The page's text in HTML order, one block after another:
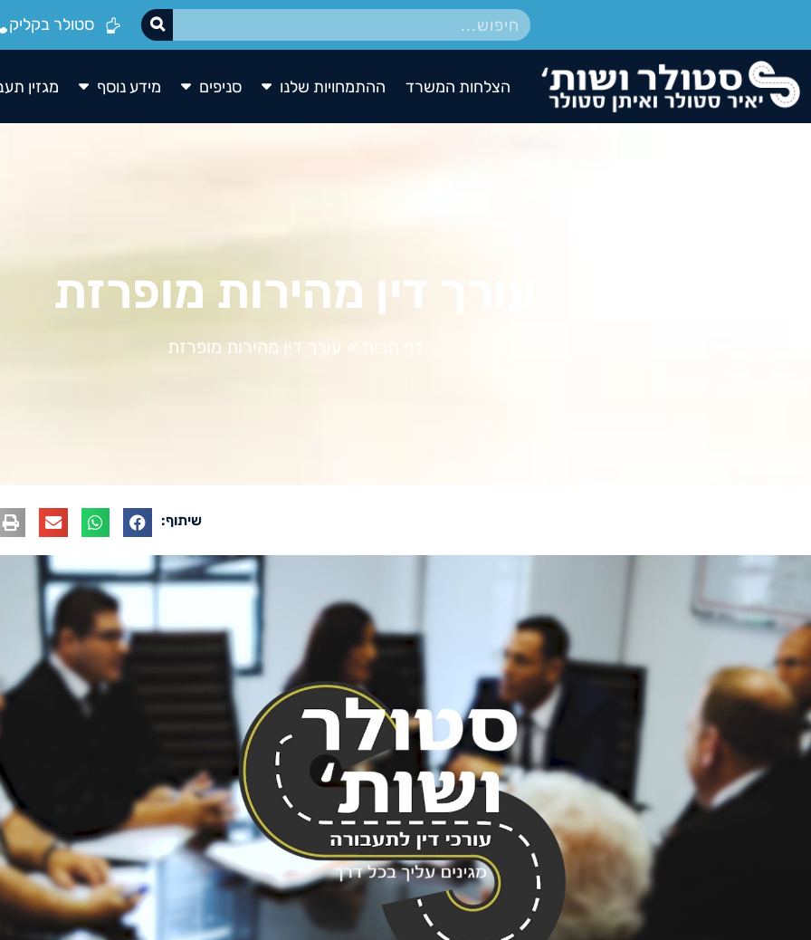
סטולר בקליק
הצלחות המשרד ההתמחויות שלנו סניפים מידע נוסף מגזין
עורך דין מהירות מופרזת
דף הבית » עורך דין מהירות מופרזת
שיתוף: